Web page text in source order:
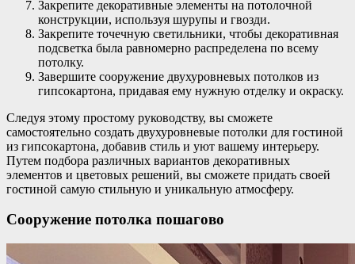
Закрепите декоративные элементы на потолочной
конструкции, используя шурупы и гвозди.
Закрепите точечную светильники, чтобы декоративная
подсветка была равномерно распределена по всему
потолку.
Завершите сооружение двухуровневых потолков из
гипсокартона, придавая ему нужную отделку и окраску.
Следуя этому простому руководству, вы сможете
самостоятельно создать двухуровневые потолки для гостиной
из гипсокартона, добавив стиль и уют вашему интерьеру.
Путем подбора различных вариантов декоративных
элементов и цветовых решений, вы сможете придать своей
гостиной самую стильную и уникальную атмосферу.
Сооружение потолка пошагово